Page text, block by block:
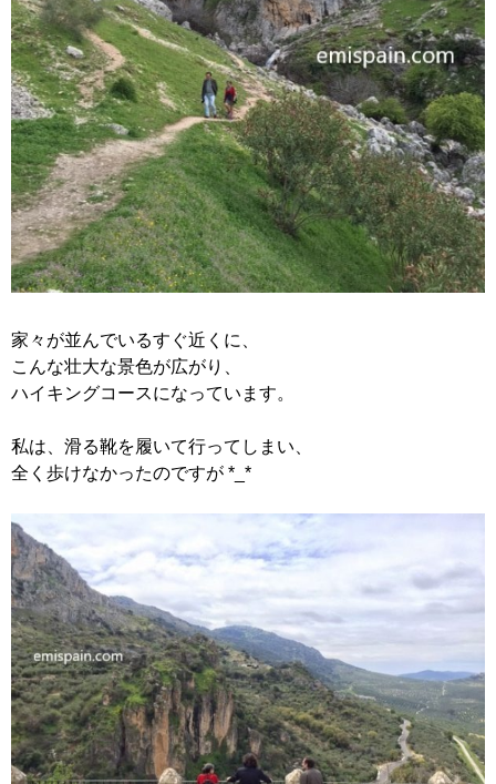
家々が並んでいるすぐ近くに、
こんな壮大な景色が広がり、
ハイキングコースになっています。
私は、滑る靴を履いて行ってしまい、
全く歩けなかったのですが *_*